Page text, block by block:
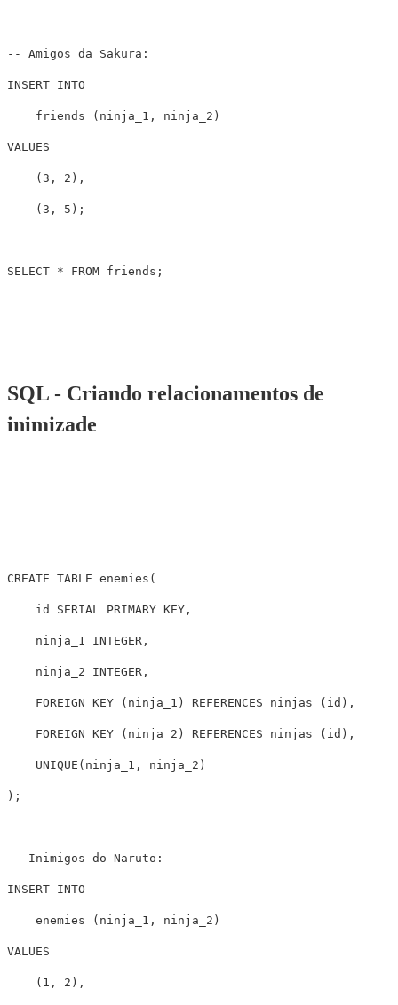
-- Amigos da Sakura:
INSERT INTO
friends ( ninja_1 , ninja_2 )
VALUES
( 3 , 2 ),
( 3 , 5 );
SELECT * FROM friends ;
SQL - Criando relacionamentos de
inimizade
CREATE TABLE enemies (
id SERIAL PRIMARY KEY ,
ninja_1 INTEGER ,
ninja_2 INTEGER ,
FOREIGN KEY ( ninja_1 ) REFERENCES ninjas ( id ),
FOREIGN KEY ( ninja_2 ) REFERENCES ninjas ( id ),
UNIQUE ( ninja_1 , ninja_2 )
);
-- Inimigos do Naruto:
INSERT INTO
enemies ( ninja_1 , ninja_2 )
VALUES
( 1 , 2 ),